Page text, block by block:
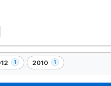
1 2010 1
,
1